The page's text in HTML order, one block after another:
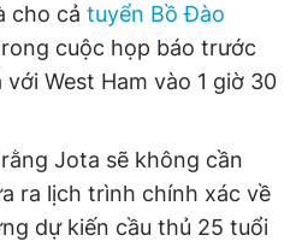
cho cả tuyển Bồ Đào
cuộc họp báo trước
West Ham vào 1 giờ 30
Jota sẽ không cần
ra lịch trình chính xác về
dự kiến ​​cầu thủ 25 tuổi